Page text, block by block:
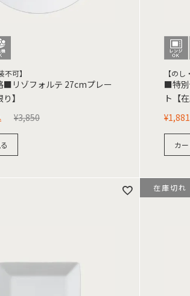
不可】
リゾフォルテ 27cmプレー
】
¥3,850
【のし
■特別
ト【
¥1,881
カ
在庫切れ